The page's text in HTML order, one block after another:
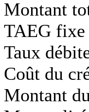
Montant
TAEG fixe
Taux
Coût du
Montant